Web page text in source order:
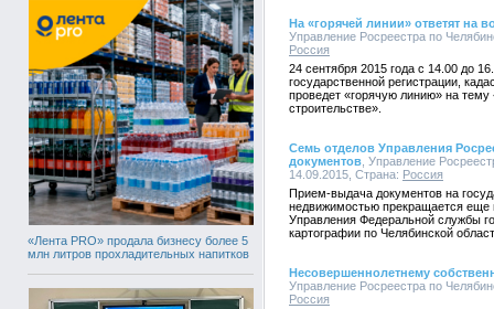
«Лента PRO» продала бизнесу более 5
млн литров прохладительных напитков
На «горячей линии» ответят на
Управление Росреестра по
Россия
24 сентября 2015 года с 14.00 до
государственной регистрации,
проведет «горячую линию» на
строительстве».
Семь отделов Управления
документов , Управление
14.09.2015, Страна: Россия
Прием-выдача документов на
недвижимостью прекращается еще
Управления Федеральной службы
картографии по Челябинской
Несовершеннолетнему
Управление Росреестра по
Россия